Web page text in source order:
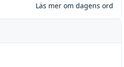
Läs mer om dagens ord